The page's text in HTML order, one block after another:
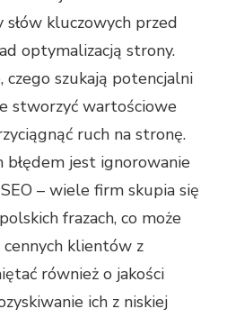
kluczowych przed
optymalizacją strony.
czego szukają potencjalni
stworzyć wartościowe
ruch na stronę.
błędem jest ignorowanie
– wiele firm skupia się
frazach, co może
klientów z
również o jakości
ich z niskiej